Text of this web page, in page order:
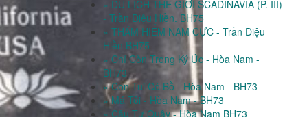
» DU LỊCH THẾ GIỚI SCADINAVIA (P. III)
- Trần Diệu Hiền. BH75
» THÁM HIỂM NAM CỰC - Trần Diệu
Hiền BH75
» Chỉ Còn Trong Ký Ức - Hòa Nam -
BH73
» Con Tui Có Bồ - Hòa Nam - BH73
» Má Tôi - Hòa Nam - BH73
» Cậu Tư Quậy - Hòa Nam BH73